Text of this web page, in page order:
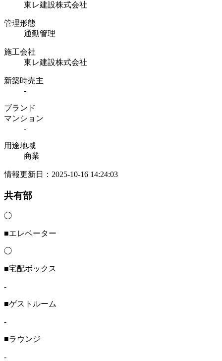
東レ建設株式会社
管理形態
通勤管理
施工会社
東レ建設株式会社
新築時売主
-
ブランド
マンション
-
用途地域
商業
情報更新日：2025-10-16 14:24:03
共有部
◯
■エレベーター
◯
■宅配ボックス
-
■ゲストルーム
-
■ラウンジ
-